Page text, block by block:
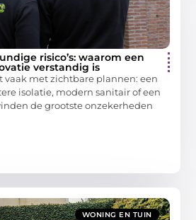
risico’s: waarom een
verstandig is
vaak met zichtbare plannen: een
isolatie, modern sanitair of een
de grootste onzekerheden
WONING EN TUIN